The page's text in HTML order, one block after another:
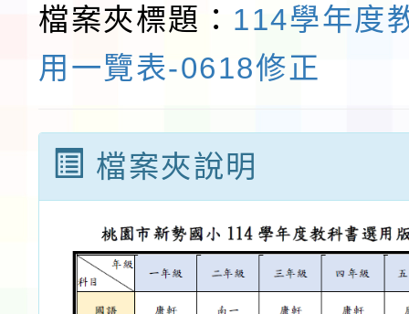
檔案夾標題： 114學年度
用一覽表-0618修正
檔案夾說明